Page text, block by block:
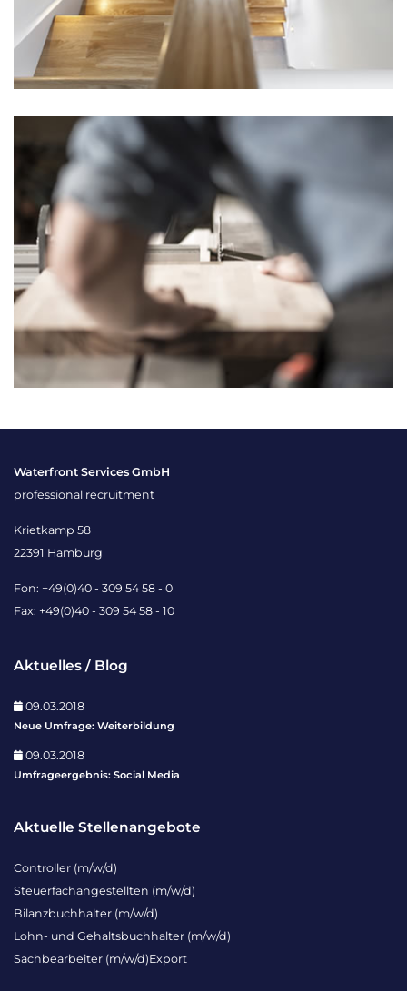
Kategorie 2
Waterfront Services GmbH
professional recruitment
Krietkamp 58
22391 Hamburg
Fon: +49(0)40 - 309 54 58 - 0
Fax: +49(0)40 - 309 54 58 - 10
Aktuelles / Blog
09.03.2018
Neue Umfrage: Weiterbildung
09.03.2018
Umfrageergebnis: Social Media
Aktuelle Stellenangebote
Controller (m/w/d)
Steuerfachangestellten (m/w/d)
Bilanzbuchhalter (m/w/d)
Lohn- und Gehaltsbuchhalter (m/w/d)
Sachbearbeiter (m/w/d)Export